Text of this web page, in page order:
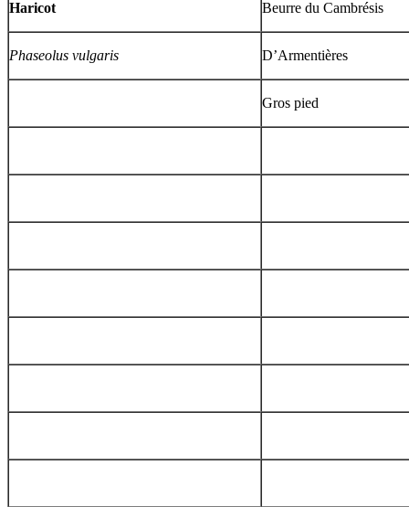
Haricot Beurre du Cambrésis
Phaseolus vulgaris D’Armentières
Gros pied